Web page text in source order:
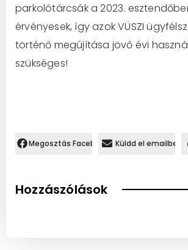
parkolótárcsák a 2023.
érvényesek, így azok VÜSZI
történő megújítása jövő évi
szükséges!
Megosztás Facebookon.Küldd el emailben
Hozzászólások